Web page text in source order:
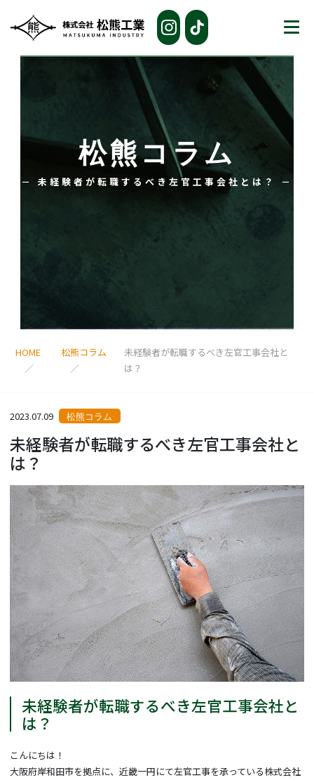
松熊コラム
－ 未経験者が転職するべき左官工事会社とは？ －
HOME 松熊コラム
未経験者が転職するべき左官工事会社と
は？
2023.07.09 松熊コラム
未経験者が転職するべき左官工事会社と
は？
未経験者が転職するべき左官工事会社と
は？
こんにちは！
大阪府岸和田市を拠点に、近畿一円にて左官工事を承っている株式会社